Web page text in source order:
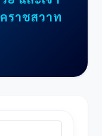
ราชสวาท